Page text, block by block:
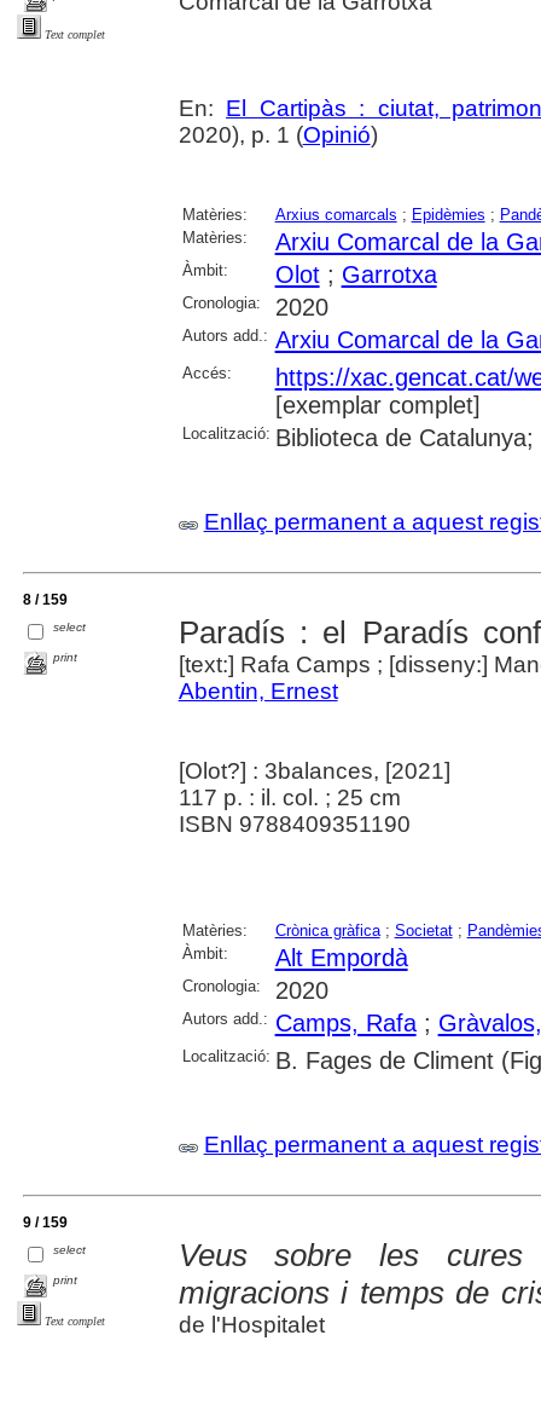
Text complet
En: El Cartipàs : ciutat,
2020), p. 1 (Opinió)
Matèries: Arxius comarcals ; Epidèmies ;
Matèries:
Arxiu Comarcal de la
Àmbit: Olot; Garrotxa
Cronologia: 2020
Autors add.: Arxiu Comarcal de la
Accés:
https://xac.gencat.cat/
[exemplar complet]
Localització: Biblioteca de
Enllaç permanent a aquest
8 / 159
select
print
Paradís : el Paradís
[text:] Rafa Camps ; [disseny:]
Abentin, Ernest
[Olot?] : 3balances, [2021]
117 p. : il. col. ; 25 cm
ISBN 9788409351190
Matèries: Crònica gràfica; Societat;
Àmbit:
Alt Empordà
Cronologia: 2020
Autors add.: Camps, Rafa;
Localització: B. Fages de Climent
Enllaç permanent a aquest
9 / 159
select
print
Text complet
Veus sobre les
migracions i temps de
de l'Hospitalet